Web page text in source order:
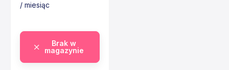
/ miesiąc
Brak w
magazynie